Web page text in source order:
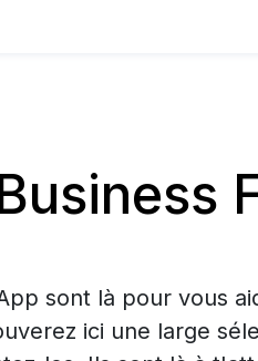
sont là pour vous
ici une large